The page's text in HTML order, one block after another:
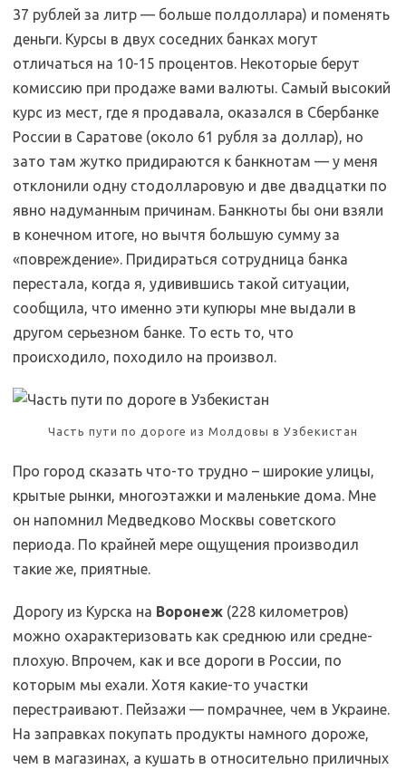
37 рублей за литр — больше полдоллара) и поменять
деньги. Курсы в двух соседних банках могут
отличаться на 10-15 процентов. Некоторые берут
комиссию при продаже вами валюты. Самый высокий
курс из мест, где я продавала, оказался в Сбербанке
России в Саратове (около 61 рубля за доллар), но
зато там жутко придираются к банкнотам — у меня
отклонили одну стодолларовую и две двадцатки по
явно надуманным причинам. Банкноты бы они взяли
в конечном итоге, но вычтя большую сумму за
«повреждение». Придираться сотрудница банка
перестала, когда я, удивившись такой ситуации,
сообщила, что именно эти купюры мне выдали в
другом серьезном банке. То есть то, что
происходило, походило на произвол.
Часть пути по дороге из Молдовы в Узбекистан
Про город сказать что-то трудно – широкие улицы,
крытые рынки, многоэтажки и маленькие дома. Мне
он напомнил Медведково Москвы советского
периода. По крайней мере ощущения производил
такие же, приятные.
Дорогу из Курска на Воронеж (228 километров)
можно охарактеризовать как среднюю или средне-
плохую. Впрочем, как и все дороги в России, по
которым мы ехали. Хотя какие-то участки
перестраивают. Пейзажи — помрачнее, чем в Украине.
На заправках покупать продукты намного дороже,
чем в магазинах, а кушать в относительно приличных